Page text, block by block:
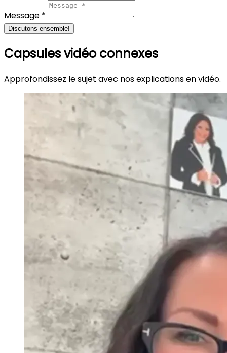
Message *
Discutons ensemble!
Capsules vidéo connexes
Approfondissez le sujet avec nos explications en vidéo.